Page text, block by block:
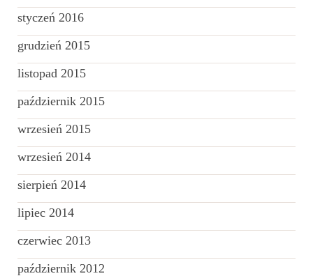
styczeń 2016
grudzień 2015
listopad 2015
październik 2015
wrzesień 2015
wrzesień 2014
sierpień 2014
lipiec 2014
czerwiec 2013
październik 2012